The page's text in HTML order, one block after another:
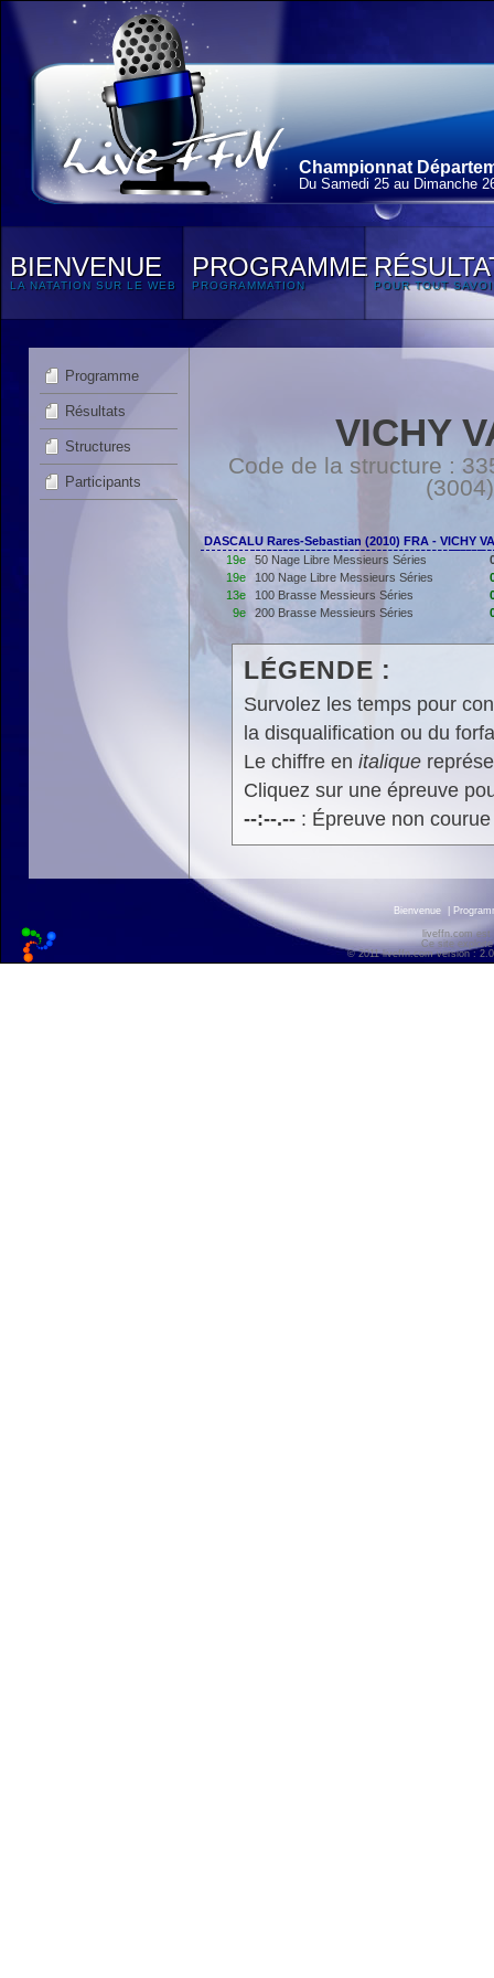
Championnat
Du Samedi 25 au Dimanche
BIENVENUE
LA NATATION SUR LE WEB
PROGRAMME
PROGRAMMATION POUR TOUT
Programme
Résultats
Structures
Participants
VICHY
Code de la structure :
DASCALU Rares-Sebastian (2010) FRA - VICHY
19e
50 Nage Libre Messieurs Séries
19e
100 Nage Libre Messieurs Séries
13e
100 Brasse Messieurs Séries
9e
200 Brasse Messieurs Séries
LÉGENDE :
Survolez les temps pour
la disqualification ou du
Le chiffre en italique
Cliquez sur une épreuve
--:--.--: Épreuve non
Bienvenue
liveffn.com est
Ce site
© 2011 liveffn.com version :